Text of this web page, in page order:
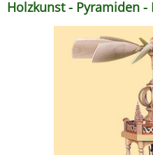
Holzkunst - Pyramiden